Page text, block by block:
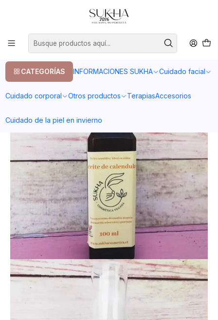
CATEGORÍAS INFORMACIONES SUKHA Cuidado facial
Cuidado corporal Otros productos TerapiasAccesorios
Cuidado de la piel en invierno
20% en tu primera compra con el codigo COMPRA1
Aceite de calendula